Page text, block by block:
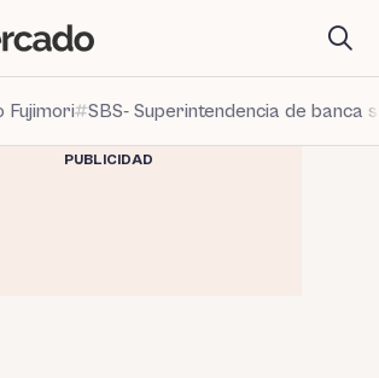
Fujimori SBS- Superintendencia de banca
PUBLICIDAD